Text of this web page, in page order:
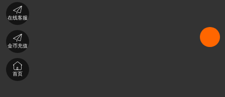

在线客服

金币充值

首页